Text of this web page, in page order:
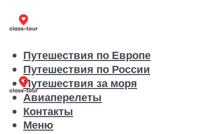
Путешествия по Европе
Путешествия по России
Путешествия за моря
Авиаперелеты
Контакты
Меню